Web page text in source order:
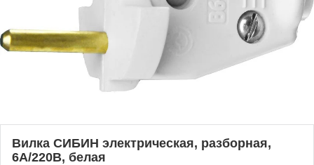
Вилка СИБИН электрическая, разборная,
6А/220В, белая